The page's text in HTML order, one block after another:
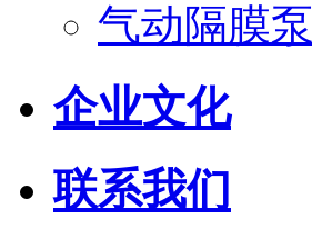
气动隔膜泵
企业文化
联系我们